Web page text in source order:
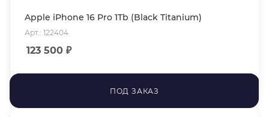
Apple iPhone 16 Pro 1Tb (Black Titanium)
Арт.: 122404
123 500 ₽
ПОД ЗАКАЗ